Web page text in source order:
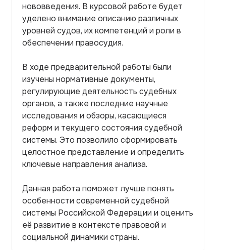
нововведения. В курсовой работе будет
уделено внимание описанию различных
уровней судов, их компетенций и роли в
обеспечении правосудия.
В ходе предварительной работы были
изучены нормативные документы,
регулирующие деятельность судебных
органов, а также последние научные
исследования и обзоры, касающиеся
реформ и текущего состояния судебной
системы. Это позволило сформировать
целостное представление и определить
ключевые направления анализа.
Данная работа поможет лучше понять
особенности современной судебной
системы Российской Федерации и оценить
её развитие в контексте правовой и
социальной динамики страны.